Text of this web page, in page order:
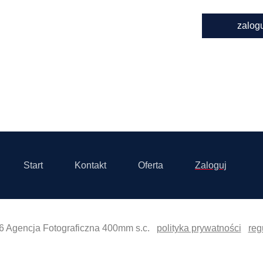
Start Kontakt Oferta Zaloguj
Agencja Fotograficzna 400mm s.c. polityka prywatności